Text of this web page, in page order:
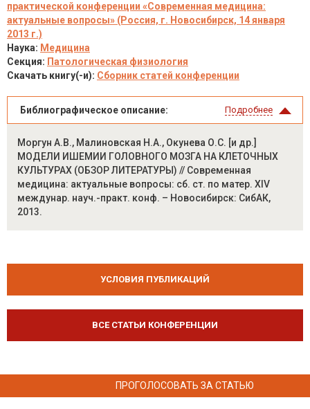
практической конференции «Современная медицина:
актуальные вопросы» (Россия, г. Новосибирск, 14 января
2013 г.)
Наука: Медицина
Секция: Патологическая физиология
Скачать книгу(-и): Сборник статей конференции
Библиографическое описание: Подробнее
Моргун А.В., Малиновская Н.А., Окунева О.С. [и др.]
МОДЕЛИ ИШЕМИИ ГОЛОВНОГО МОЗГА НА КЛЕТОЧНЫХ
КУЛЬТУРАХ (ОБЗОР ЛИТЕРАТУРЫ) // Современная
медицина: актуальные вопросы: сб. ст. по матер. XIV
междунар. науч.-практ. конф. – Новосибирск: СибАК,
2013.
УСЛОВИЯ ПУБЛИКАЦИЙ
ВСЕ СТАТЬИ КОНФЕРЕНЦИИ
ПРОГОЛОСОВАТЬ ЗА СТАТЬЮ